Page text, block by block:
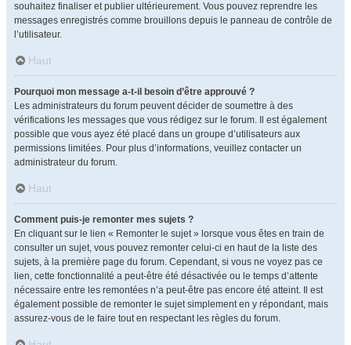
souhaitez finaliser et publier ultérieurement. Vous pouvez reprendre les
messages enregistrés comme brouillons depuis le panneau de contrôle de
l’utilisateur.
Haut
Pourquoi mon message a-t-il besoin d’être approuvé ?
Les administrateurs du forum peuvent décider de soumettre à des
vérifications les messages que vous rédigez sur le forum. Il est également
possible que vous ayez été placé dans un groupe d’utilisateurs aux
permissions limitées. Pour plus d’informations, veuillez contacter un
administrateur du forum.
Haut
Comment puis-je remonter mes sujets ?
En cliquant sur le lien « Remonter le sujet » lorsque vous êtes en train de
consulter un sujet, vous pouvez remonter celui-ci en haut de la liste des
sujets, à la première page du forum. Cependant, si vous ne voyez pas ce
lien, cette fonctionnalité a peut-être été désactivée ou le temps d’attente
nécessaire entre les remontées n’a peut-être pas encore été atteint. Il est
également possible de remonter le sujet simplement en y répondant, mais
assurez-vous de le faire tout en respectant les règles du forum.